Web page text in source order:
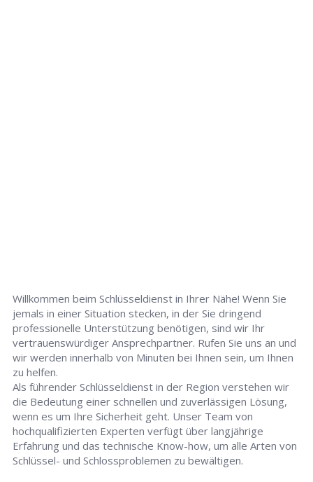
Willkommen beim Schlüsseldienst in Ihrer Nähe! Wenn Sie
jemals in einer Situation stecken, in der Sie dringend
professionelle Unterstützung benötigen, sind wir Ihr
vertrauenswürdiger Ansprechpartner. Rufen Sie uns an und
wir werden innerhalb von Minuten bei Ihnen sein, um Ihnen
zu helfen.
Als führender Schlüsseldienst in der Region verstehen wir
die Bedeutung einer schnellen und zuverlässigen Lösung,
wenn es um Ihre Sicherheit geht. Unser Team von
hochqualifizierten Experten verfügt über langjährige
Erfahrung und das technische Know-how, um alle Arten von
Schlüssel- und Schlossproblemen zu bewältigen.